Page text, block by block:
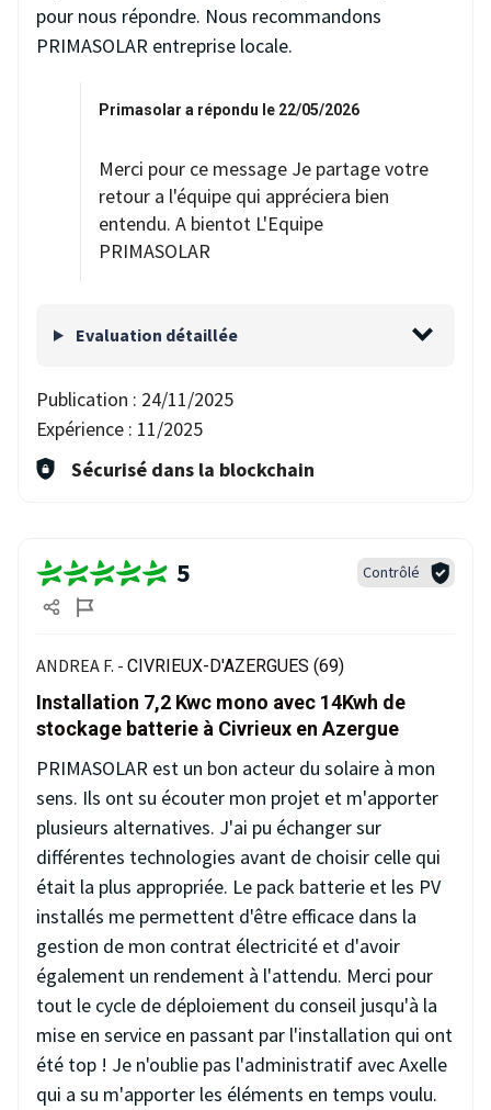
pour nous répondre. Nous recommandons
PRIMASOLAR entreprise locale.
Primasolar a répondu le 22/05/2026
Merci pour ce message Je partage votre
retour a l'équipe qui appréciera bien
entendu. A bientot L'Equipe
PRIMASOLAR
Evaluation détaillée
Publication : 24/11/2025
Expérience : 11/2025
Sécurisé dans la blockchain
5 Contrôlé
ANDREA F. - CIVRIEUX-D'AZERGUES (69)
Installation 7,2 Kwc mono avec 14Kwh de
stockage batterie à Civrieux en Azergue
PRIMASOLAR est un bon acteur du solaire à mon
sens. Ils ont su écouter mon projet et m'apporter
plusieurs alternatives. J'ai pu échanger sur
différentes technologies avant de choisir celle qui
était la plus appropriée. Le pack batterie et les PV
installés me permettent d'être efficace dans la
gestion de mon contrat électricité et d'avoir
également un rendement à l'attendu. Merci pour
tout le cycle de déploiement du conseil jusqu'à la
mise en service en passant par l'installation qui ont
été top ! Je n'oublie pas l'administratif avec Axelle
qui a su m'apporter les éléments en temps voulu.